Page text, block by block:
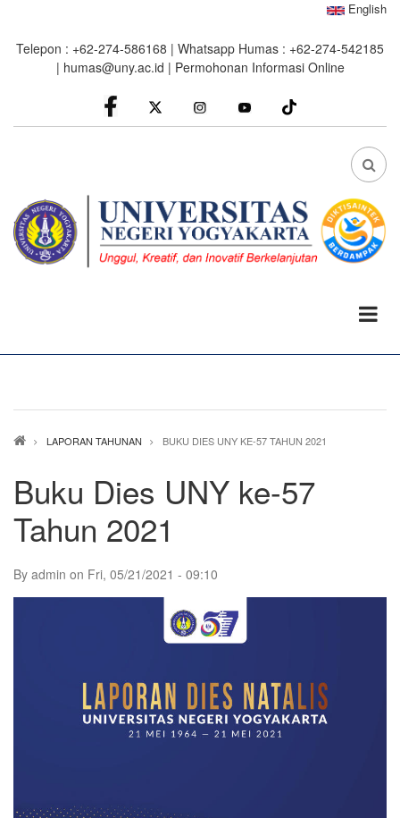
main
English
Telepon : +62-274-586168 | Whatsapp Humas : +62-274-542185
| humas@uny.ac.id | Permohonan Informasi Online
facebook
Instagram youtube
FA
Breadcrumb
LAPORAN TAHUNAN BUKU DIES UNY KE-57 TAHUN 2021
Buku Dies UNY ke-57
Tahun 2021
By admin on Fri, 05/21/2021 - 09:10